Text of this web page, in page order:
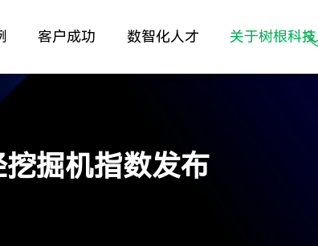
客户成功 数智化人才 关于树根科技
掘机指数发布